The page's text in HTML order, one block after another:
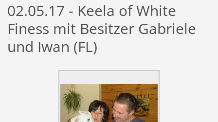
02.05.17 - Keela of White
Finess mit Besitzer Gabriele
und Iwan (FL)